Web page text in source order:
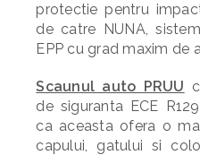
protectie pentru
de catre NUNA,
EPP cu grad maxim de
Scaunul auto PRUU
de siguranta ECE
ca aceasta ofera o
capului, gatului si